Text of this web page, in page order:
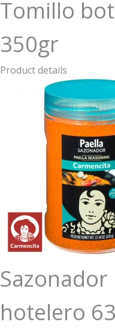
Tomillo
350gr
Product details
hotelero